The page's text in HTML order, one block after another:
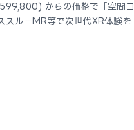
からの価格で「空間コ
ルーMR等で次世代XR体験を